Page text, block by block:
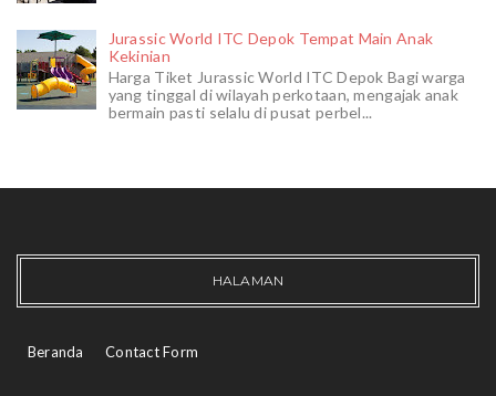
Jurassic World ITC Depok Tempat Main Anak
Kekinian
Harga Tiket Jurassic World ITC Depok Bagi warga
yang tinggal di wilayah perkotaan, mengajak anak
bermain pasti selalu di pusat perbel...
HALAMAN
Beranda Contact Form